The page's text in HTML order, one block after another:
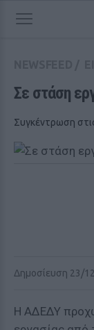
Σε στάση
Συγκέντρωση
Δημοσίευση 23/
Η ΑΔΕΔΥ